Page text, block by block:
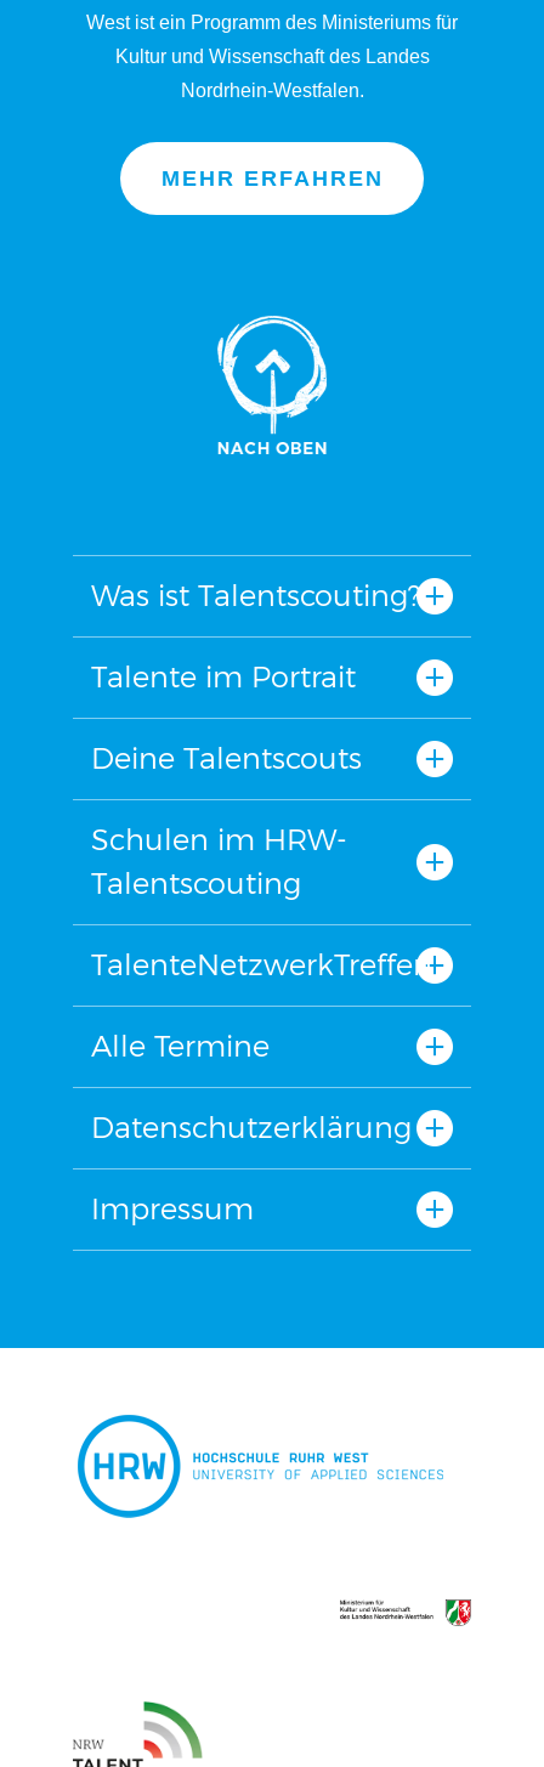
West ist ein Programm des Ministeriums für
Kultur und Wissenschaft des Landes
Nordrhein-Westfalen.
MEHR ERFAHREN
Was ist Talentscouting?
Talente im Portrait
Deine Talentscouts
Schulen im HRW-
Talentscouting
TalenteNetzwerkTreffen
Alle Termine
Datenschutzerklärung
Impressum